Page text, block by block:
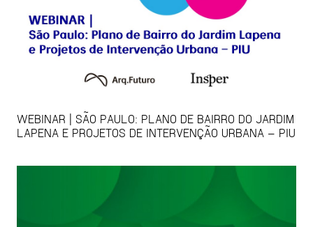
WEBINAR | SÃO PAULO: PLANO DE BAIRRO DO JARDIM
LAPENA E PROJETOS DE INTERVENÇÃO URBANA – PIU